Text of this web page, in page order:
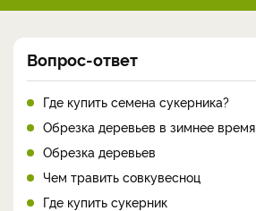
Вопрос-ответ
Где купить семена сукерника?
Обрезка деревьев в зимнее время
Обрезка деревьев
Чем травить совкувесноц
Где купить сукерник